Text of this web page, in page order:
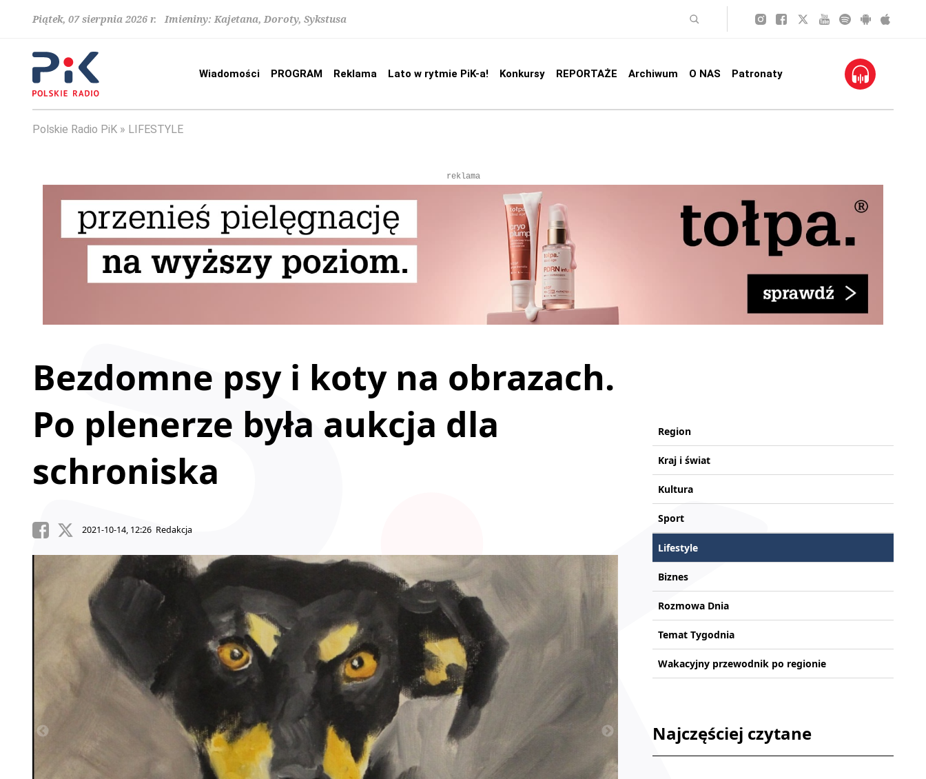
Piątek, 07 sierpnia 2026 r. Imieniny: Kajetana, Doroty, Sykstusa
Wiadomości PROGRAM Reklama Lato w rytmie PiK-a! Konkursy REPORTAŻE Archiwum O NAS Patronaty
Polskie Radio PiK LIFESTYLE
reklama
Bezdomne psy i koty na obrazach.
Po plenerze była aukcja dla
schroniska
2021-10-14, 12:26 Redakcja
Region
Kraj i świat
Kultura
Sport
Lifestyle
Biznes
Rozmowa Dnia
Temat Tygodnia
Wakacyjny przewodnik po regionie
Najczęściej czytane